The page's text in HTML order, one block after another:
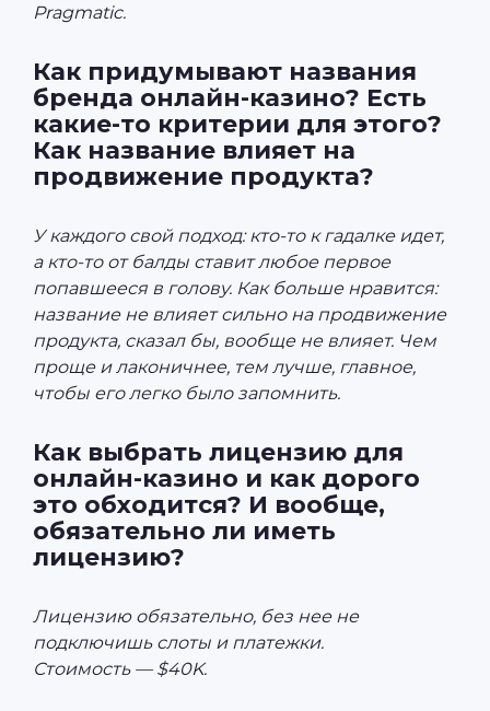
Pragmatic.
Как придумывают названия
бренда онлайн-казино? Есть
какие-то критерии для этого?
Как название влияет на
продвижение продукта?
У каждого свой подход: кто-то к гадалке идет,
а кто-то от балды ставит любое первое
попавшееся в голову. Как больше нравится:
название не влияет сильно на продвижение
продукта, сказал бы, вообще не влияет. Чем
проще и лаконичнее, тем лучше, главное,
чтобы его легко было запомнить.
Как выбрать лицензию для
онлайн-казино и как дорого
это обходится? И вообще,
обязательно ли иметь
лицензию?
Лицензию обязательно, без нее не
подключишь слоты и платежки.
Стоимость — $40K.